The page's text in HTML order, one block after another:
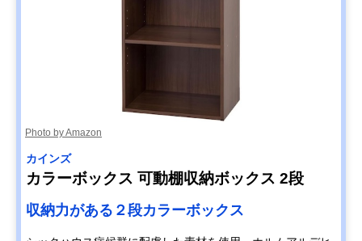
Photo by Amazon
カインズ
カラーボックス 可動棚収納ボックス 2段
収納力がある２段カラーボックス